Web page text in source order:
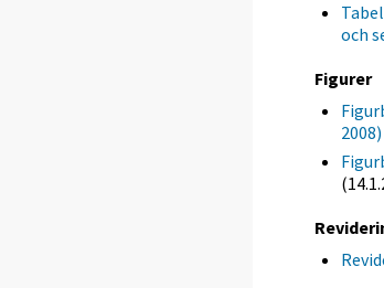
och
Figurer
2008)